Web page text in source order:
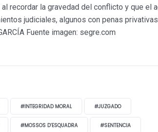
recordar la gravedad del conflicto y que el
judiciales, algunos con penas
Fuente imagen: segre.com
#INTEGRIDAD MORAL #JUZGADO
#MOSSOS D’ESQUADRA #SENTENCIA